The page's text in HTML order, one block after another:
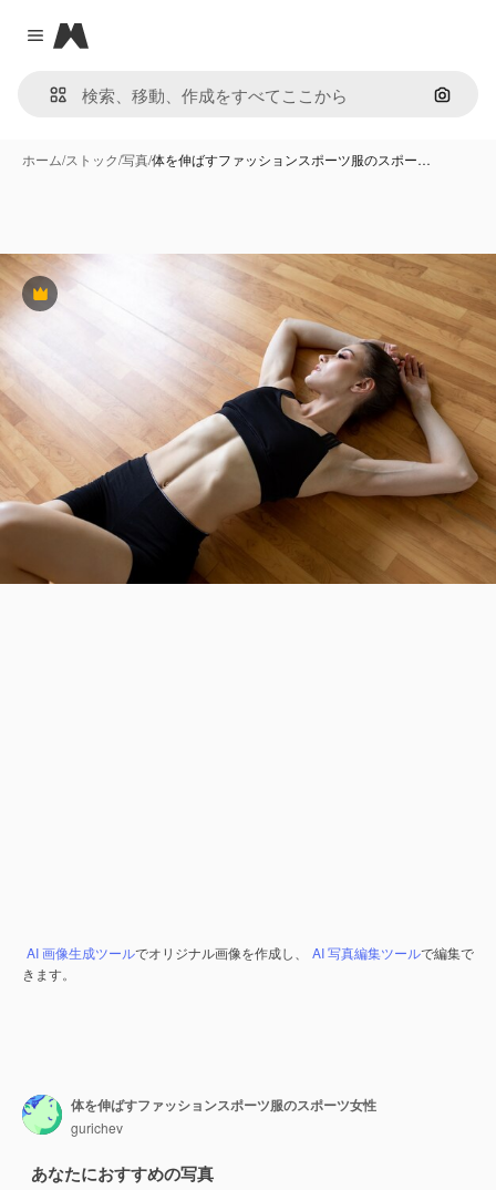
Close menu
Magnific
画像で
ホーム/ストック/写真/体を伸ばすファッションスポーツ服のスポー…
Premium
AI 画像生成ツールでオリジナル画像を作成し、 AI 写真編集ツールで編集で
きます。
体を伸ばすファッションスポーツ服のスポーツ女性
gurichev
あなたにおすすめの写真